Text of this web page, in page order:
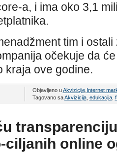
a, i ima oko 3,1
tim i
očekuje da
kraja ove godine.
Objavljeno uAkvizicije, Internet
Tagovano saAkvizicija, edukacija,
ciljanih online